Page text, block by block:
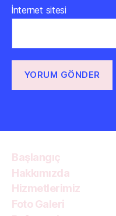
İnternet sitesi
Başlangıç
Hakkımızda
Hizmetlerimiz
Foto Galeri